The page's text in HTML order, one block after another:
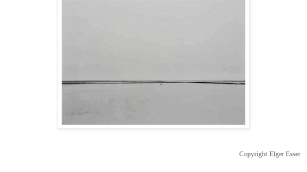
Copyright Elger Esser